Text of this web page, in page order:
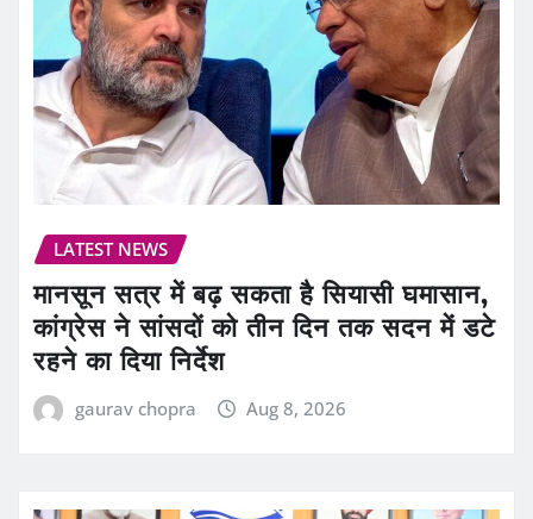
LATEST NEWS
मानसून सत्र में बढ़ सकता है सियासी घमासान,
कांग्रेस ने सांसदों को तीन दिन तक सदन में डटे
रहने का दिया निर्देश
gaurav chopra Aug 8, 2026